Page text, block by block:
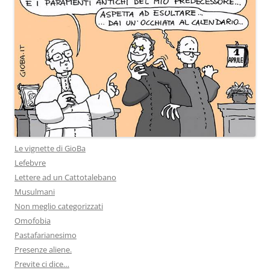
Le vignette di GioBa
Lefebvre
Lettere ad un Cattotalebano
Musulmani
Non meglio categorizzati
Omofobia
Pastafarianesimo
Presenze aliene.
Previte ci dice…